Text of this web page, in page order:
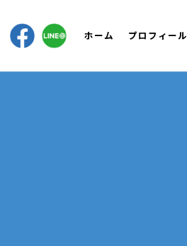
ホーム プロフィール